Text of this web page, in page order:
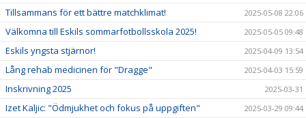
Tillsammans för ett bättre matchklimat! 2025-05-08 22:06
Välkomna till Eskils sommarfotbollsskola 2025! 2025-05-05 09:48
Eskils yngsta stjärnor! 2025-04-09 13:54
Lång rehab medicinen för "Dragge" 2025-04-03 15:59
Inskrivning 2025 2025-03-31
Izet Kaljic: "Ödmjukhet och fokus på uppgiften" 2025-03-29 09:44